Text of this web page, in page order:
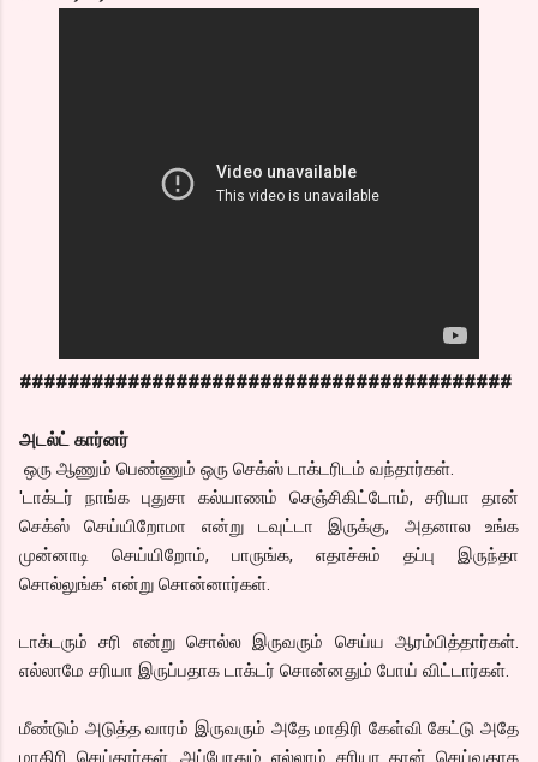
#########################################
அடல்ட் கார்னர்
ஒரு ஆணும் பெண்ணும் ஒரு செக்ஸ் டாக்டரிடம் வந்தார்கள்.
'டாக்டர் நாங்க புதுசா கல்யாணம் செஞ்சிகிட்டோம், சரியா தான்
செக்ஸ் செய்யிறோமா என்று டவுட்டா இருக்கு, அதனால உங்க
முன்னாடி செய்யிறோம், பாருங்க, எதாச்சும் தப்பு இருந்தா
சொல்லுங்க' என்று சொன்னார்கள்.
டாக்டரும் சரி என்று சொல்ல இருவரும் செய்ய ஆரம்பித்தார்கள்.
எல்லாமே சரியா இருப்பதாக டாக்டர் சொன்னதும் போய் விட்டார்கள்.
மீண்டும் அடுத்த வாரம் இருவரும் அதே மாதிரி கேள்வி கேட்டு அதே
மாதிரி செய்தார்கள். அப்போதும் எல்லாம் சரியா தான் செய்வதாக